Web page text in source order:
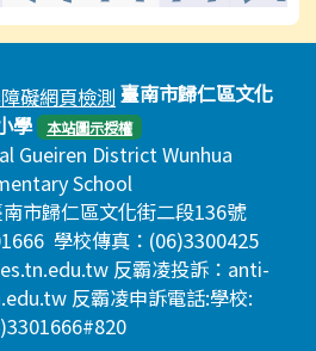
臺南市歸仁區文化
學 本站圖示授權
Gueiren District Wunhua
School
市歸仁區文化街二段136號
學校傳真：(06)3300425
反霸凌投訴：anti-
反霸凌申訴電話:學校: